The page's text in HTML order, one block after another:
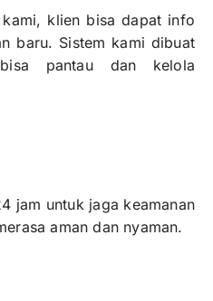
kami, klien bisa dapat info
baru. Sistem kami dibuat
pantau dan kelola
jam untuk jaga keamanan
aman dan nyaman.